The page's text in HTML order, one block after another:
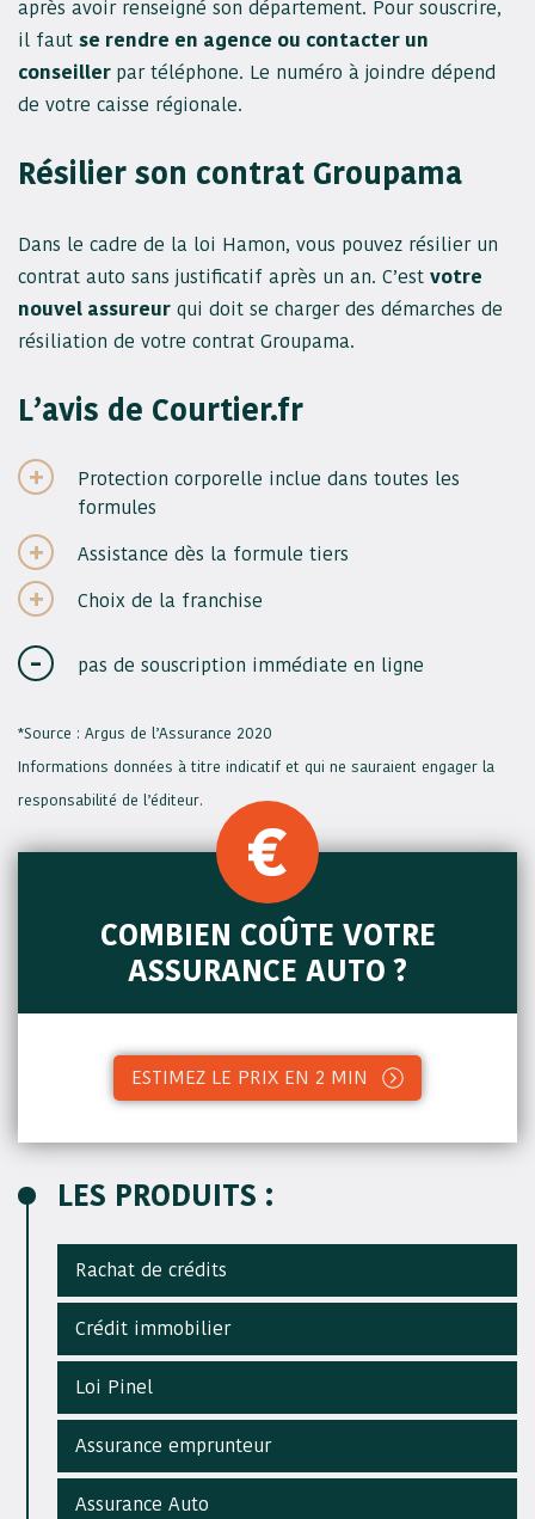
après avoir renseigné son département. Pour souscrire,
il faut se rendre en agence ou contacter un
conseiller par téléphone. Le numéro à joindre dépend
de votre caisse régionale.
Résilier son contrat Groupama
Dans le cadre de la loi Hamon, vous pouvez résilier un
contrat auto sans justificatif après un an. C’est votre
nouvel assureur qui doit se charger des démarches de
résiliation de votre contrat Groupama.
L’avis de Courtier.fr
Protection corporelle inclue dans toutes les
formules
Assistance dès la formule tiers
Choix de la franchise
pas de souscription immédiate en ligne
*Source : Argus de l’Assurance 2020
Informations données à titre indicatif et qui ne sauraient engager la
responsabilité de l’éditeur.
COMBIEN COÛTE VOTRE
ASSURANCE AUTO ?
ESTIMEZ LE PRIX EN 2 MIN
LES PRODUITS :
Rachat de crédits
Crédit immobilier
Loi Pinel
Assurance emprunteur
Assurance Auto